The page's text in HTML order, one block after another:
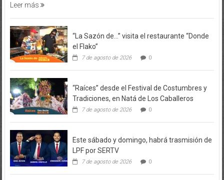
Leer más
“La Sazón de…” visita el restaurante “Donde
el Flako”
7 de agosto de 2026 0
“Raíces” desde el Festival de Costumbres y
Tradiciones, en Natá de Los Caballeros
7 de agosto de 2026 0
Este sábado y domingo, habrá trasmisión de
LPF por SERTV
7 de agosto de 2026 0